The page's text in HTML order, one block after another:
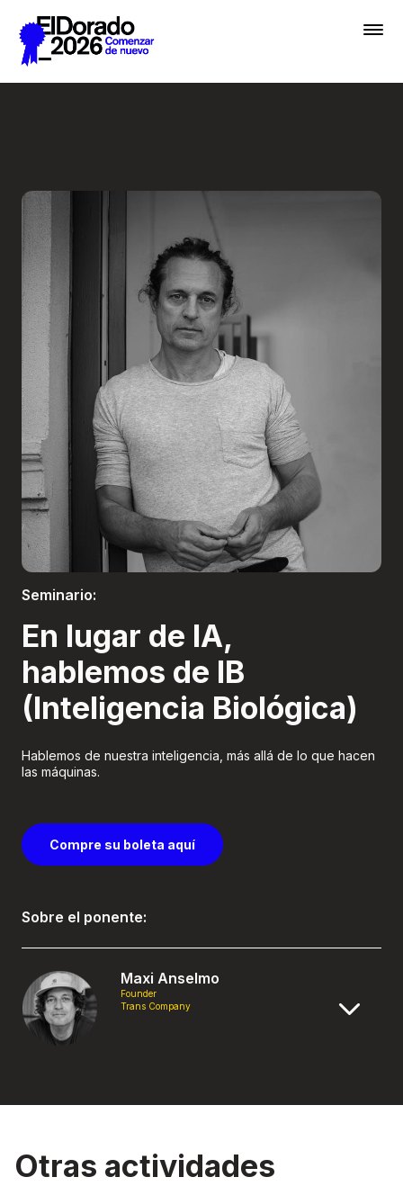
Saltar al contenido principal
Academias
Archivo
Inscribir
Boletería
Seminario:
En lugar de IA,
hablemos de IB
(Inteligencia Biológica)
Hablemos de nuestra inteligencia, más allá de lo que hacen
las máquinas.
Compre su boleta aquí
Sobre el ponente:
Maxi Anselmo
Founder
Trans Company
Otras actividades